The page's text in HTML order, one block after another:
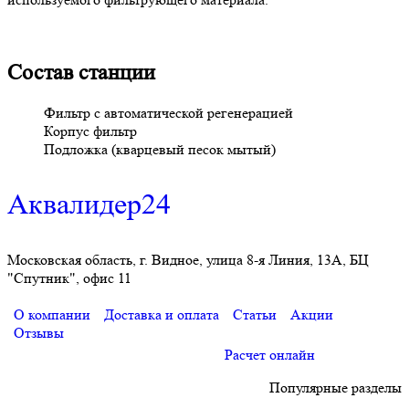
Состав станции
Фильтр с автоматической регенерацией
Корпус фильтр
Подложка (кварцевый песок мытый)
Аквалидер24
Московская область, г. Видное, улица 8-я Линия, 13А, БЦ
"Спутник", офис 11
О компании Доставка и оплата Статьи
Акции
Отзывы
Расчет онлайн
Популярные разделы